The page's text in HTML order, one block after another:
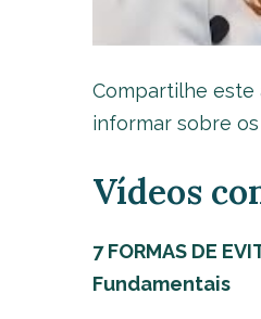
Compartilhe este
informar sobre
Vídeos
7 FORMAS DE
Fundamentais